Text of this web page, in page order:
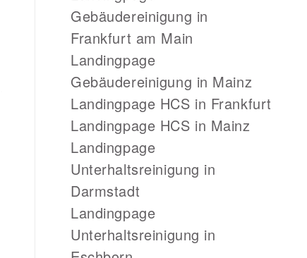
Gebäudereinigung in
Frankfurt am Main
Landingpage
Gebäudereinigung in Mainz
Landingpage HCS in Frankfurt
Landingpage HCS in Mainz
Landingpage
Unterhaltsreinigung in
Darmstadt
Landingpage
Unterhaltsreinigung in